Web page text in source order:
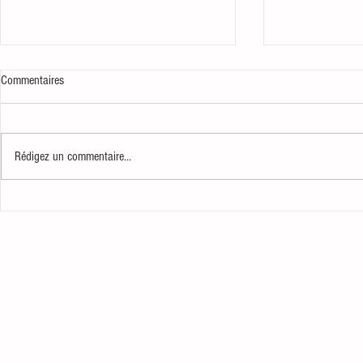
Commentaires
Rédigez un commentaire...